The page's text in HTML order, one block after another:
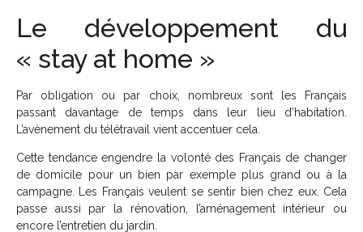
Le développement du
« stay at home »
Par obligation ou par choix, nombreux sont les Français
passant davantage de temps dans leur lieu d’habitation.
L’avènement du télétravail vient accentuer cela.
Cette tendance engendre la volonté des Français de changer
de domicile pour un bien par exemple plus grand ou à la
campagne. Les Français veulent se sentir bien chez eux. Cela
passe aussi par la rénovation, l’aménagement intérieur ou
encore l’entretien du jardin.